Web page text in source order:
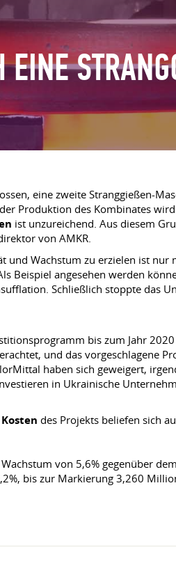
eine zweite Stranggießen-
Produktion des Kombinates
ist unzureichend. Aus diesem
von AMKR.
und Wachstum zu erzielen ist nur
Beispiel angesehen werden
Schließlich stoppte das
bis zum Jahr
und das vorgeschlagene
haben sich geweigert,
in Ukrainische
des Projekts beliefen sich
von 5,6% gegenüber
bis zur Markierung 3,260